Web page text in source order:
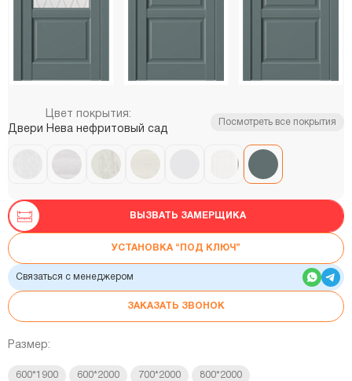
Цвет покрытия:
Двери Нева нефритовый сад
Посмотреть все покрытия
ВЫЗВАТЬ ЗАМЕРЩИКА
УСТАНОВКА “ПОД КЛЮЧ”
Связаться с менеджером
ЗАКАЗАТЬ ЗВОНОК
Размер:
600*1900 600*2000 700*2000 800*2000